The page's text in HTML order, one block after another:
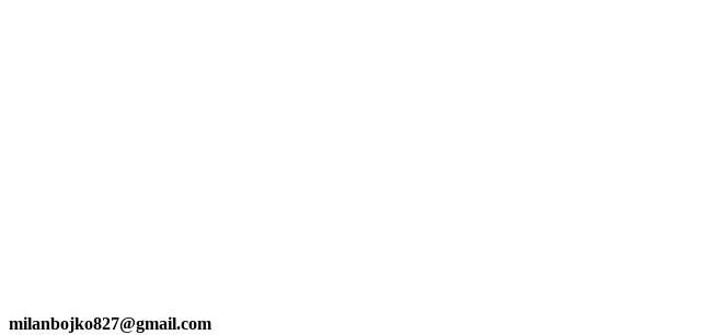
milanbojko827@gmail.com